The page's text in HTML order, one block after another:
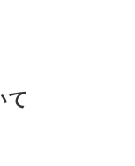
て